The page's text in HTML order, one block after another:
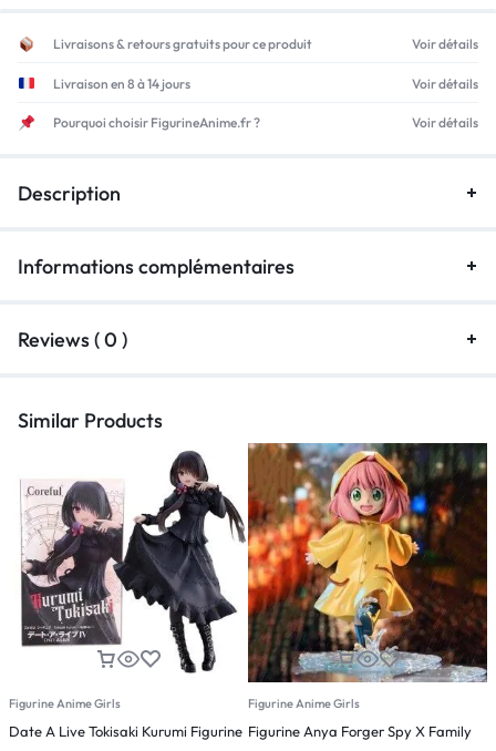
Livraisons & retours gratuits pour ce produit Voir détails
Livraison en 8 à 14 jours Voir détails
Pourquoi choisir FigurineAnime.fr ? Voir détails
Description
Informations complémentaires
Reviews ( 0 )
Similar Products
Figurine Anime Girls
Date A Live Tokisaki Kurumi Figurine
Figurine Anime Girls
Figurine Anya Forger Spy X Family